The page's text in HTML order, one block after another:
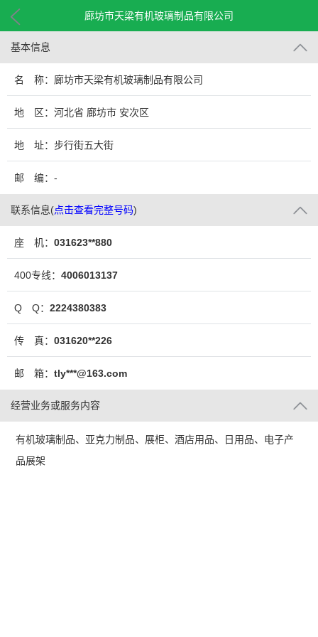
廊坊市天梁有机玻璃制品有限公司
基本信息
名 称：廊坊市天梁有机玻璃制品有限公司
地 区：河北省 廊坊市 安次区
地 址：步行街五大街
邮 编：-
联系信息(点击查看完整号码)
座 机： 031623**880
400专线： 4006013137
Q Q： 2224380383
传 真： 031620**226
邮 箱： tly***@163.com
经营业务或服务内容
有机玻璃制品、亚克力制品、展柜、酒店用品、日用品、电子产
品展架